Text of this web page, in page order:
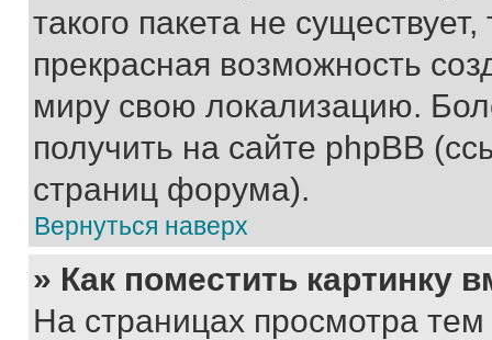
такого пакета не
прекрасная возможность
миру свою локализацию.
получить на сайте phpBB
страниц форума).
Вернуться наверх
» Как поместить картинку
На страницах просмотра